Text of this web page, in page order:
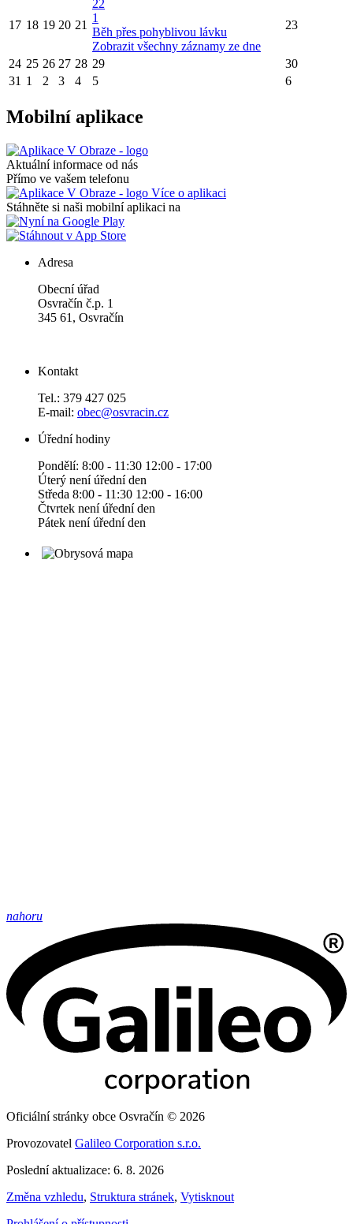
17 18 19 20 21
22
1
Běh přes pohyblivou lávku
Zobrazit všechny záznamy ze dne
23
24 25 26 27 28 29
30
31 1 2 3 4 5 6
Mobilní aplikace
Aktuální informace od nás
Přímo ve vašem telefonu
Více o aplikaci
Stáhněte si naši mobilní aplikaci na
Adresa
Obecní úřad
Osvračín č.p. 1
345 61, Osvračín
Kontakt
Tel.: 379 427 025
E-mail: obec@osvracin.cz
Úřední hodiny
Pondělí: 8:00 - 11:30 12:00 - 17:00
Úterý není úřední den
Středa 8:00 - 11:30 12:00 - 16:00
Čtvrtek není úřední den
Pátek není úřední den
nahoru
Oficiální stránky obce Osvračín © 2026
Provozovatel Galileo Corporation s.r.o.
Poslední aktualizace: 6. 8. 2026
Změna vzhledu, Struktura stránek, Vytisknout